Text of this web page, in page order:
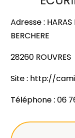
Adresse : HARAS
BERCHERE
28260 ROUVRES
Site : http://
Téléphone : 06